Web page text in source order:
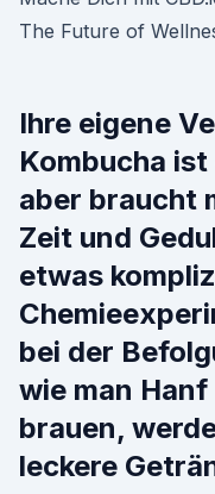
The Future of
Ihre eigene
Kombucha
aber braucht
Zeit und
etwas
bei der
wie man
brauen,
leckere